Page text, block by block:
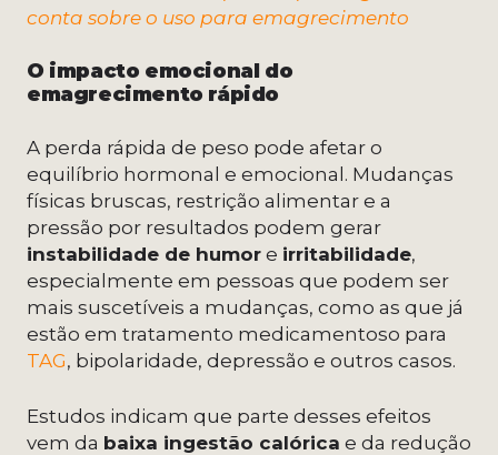
conta sobre o uso para emagrecimento
O impacto emocional do
emagrecimento rápido
A perda rápida de peso pode afetar o
equilíbrio hormonal e emocional. Mudanças
físicas bruscas, restrição alimentar e a
pressão por resultados podem gerar
instabilidade de humor e irritabilidade,
especialmente em pessoas que podem ser
mais suscetíveis a mudanças, como as que já
estão em tratamento medicamentoso para
TAG, bipolaridade, depressão e outros casos.
Estudos indicam que parte desses efeitos
vem da baixa ingestão calórica e da redução